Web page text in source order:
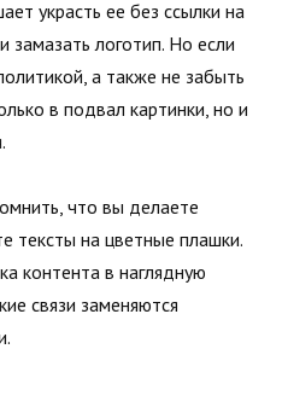
украсть ее без ссылки на
замазать логотип. Но если
а также не забыть
в подвал картинки, но и
что вы делаете
тексты на цветные плашки.
контента в наглядную
связи заменяются